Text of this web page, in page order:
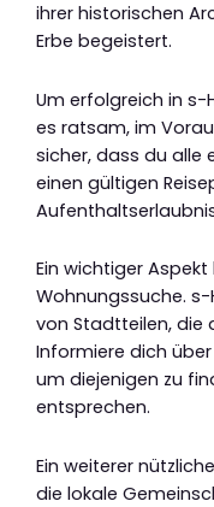
ihrer historischen
Erbe begeistert.
Um erfolgreich in
es ratsam, im
sicher, dass du alle
einen gültigen
Ein wichtiger
Wohnungssuche.
von Stadtteilen, die
Informiere dich
um diejenigen zu
entsprechen.
Ein weiterer
die lokale